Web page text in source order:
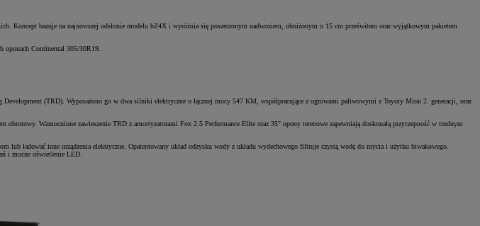
Koncept bazuje na najnowszej odsłonie modelu bZ4X i wyróżnia się poszerzonym nadwoziem, obniżonym o 15 cm prześwitem oraz wyjątkowym pakietem
oponach Continental 305/30R19.
(TRD). Wyposażono go w dwa silniki elektryczne o łącznej mocy 547 KM, współpracujące z ogniwami paliwowymi z Toyoty Mirai 2. generacji, oraz
Wzmocnione zawieszenie TRD z amortyzatorami Fox 2.5 Performance Elite oraz 35" opony terenowe zapewniają doskonałą przyczepność w trudnym
ładować inne urządzenia elektryczne. Opatentowany układ odzysku wody z układu wydechowego filtruje czystą wodę do mycia i użytku biwakowego.
i mocne oświetlenie LED.